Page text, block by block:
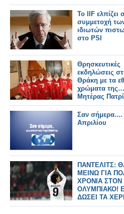
To IIF ελπίζει
συμμετοχή
ιδιωτών
στο PSI
Θρησκευτικές
εκδηλώσεις
Θράκη με τα
χρώματα της…
Μητέρας
Σαν σήμερα....
Απριλίου
ΠΑΝΤΕΛΙΤΣ:
ΜΕΙΝΩ ΓΙΑ
ΧΡΟΝΙΑ ΣΤΟΝ
ΟΛΥΜΠΙΑΚΟ!
ΔΩΣΕΙ ΤΑ
ΤΟΝ